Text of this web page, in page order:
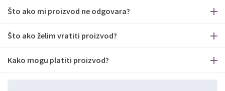
Što ako mi proizvod ne odgovara?
Što ako želim vratiti proizvod?
Kako mogu platiti proizvod?